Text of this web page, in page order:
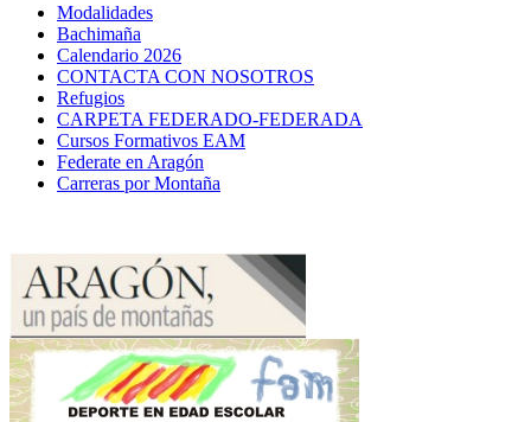
Modalidades
Bachimaña
Calendario 2026
CONTACTA CON NOSOTROS
Refugios
CARPETA FEDERADO-FEDERADA
Cursos Formativos EAM
Federate en Aragón
Carreras por Montaña